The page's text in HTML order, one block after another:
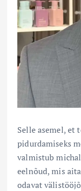
Selle asemel, et
pidurdamiseks
valmistub
eelnõud, mis
odavat